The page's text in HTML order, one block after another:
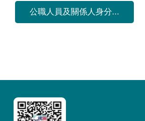
公職人員及關係人身分...